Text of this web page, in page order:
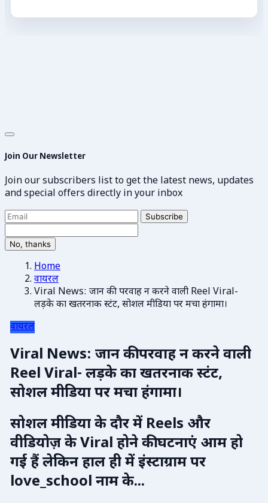
Join Our Newsletter
Join our subscribers list to get the latest news, updates
and special offers directly in your inbox
Subscribe
No, thanks
Home
वायरल
Viral News: जान की परवाह न करने वाली Reel Viral-
लड़के का खतरनाक स्टंट, सोशल मीडिया पर मचा हंगामा।
वायरल
Viral News: जान की परवाह न करने वाली
Reel Viral- लड़के का खतरनाक स्टंट,
सोशल मीडिया पर मचा हंगामा।
सोशल मीडिया के दौर में Reels और
वीडियोज़ के Viral होने की घटनाएं आम हो
गई हैं लेकिन हाल ही में इंस्टाग्राम पर
love_school नाम के...